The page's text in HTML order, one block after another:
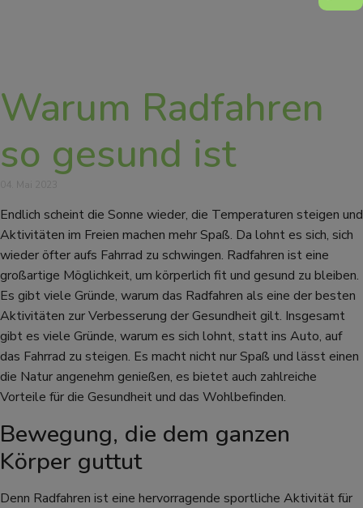
Warum Radfahren
so gesund ist
Endlich scheint die Sonne wieder, die Temperaturen steigen und
Aktivitäten im Freien machen mehr Spaß. Da lohnt es sich, sich
wieder öfter aufs Fahrrad zu schwingen. Radfahren ist eine
großartige Möglichkeit, um körperlich fit und gesund zu bleiben.
Es gibt viele Gründe, warum das Radfahren als eine der besten
Aktivitäten zur Verbesserung der Gesundheit gilt. Insgesamt
gibt es viele Gründe, warum es sich lohnt, statt ins Auto, auf
das Fahrrad zu steigen. Es macht nicht nur Spaß und lässt einen
die Natur angenehm genießen, es bietet auch zahlreiche
Vorteile für die Gesundheit und das Wohlbefinden.
Bewegung, die dem ganzen
Körper guttut
Denn Radfahren ist eine hervorragende sportliche Aktivität für